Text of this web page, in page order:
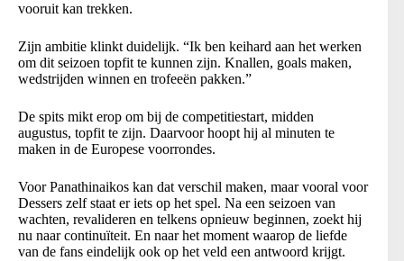
vooruit kan trekken.
Zijn ambitie klinkt duidelijk. “Ik ben keihard aan het werken
om dit seizoen topfit te kunnen zijn. Knallen, goals maken,
wedstrijden winnen en trofeeën pakken.”
De spits mikt erop om bij de competitiestart, midden
augustus, topfit te zijn. Daarvoor hoopt hij al minuten te
maken in de Europese voorrondes.
Voor Panathinaikos kan dat verschil maken, maar vooral voor
Dessers zelf staat er iets op het spel. Na een seizoen van
wachten, revalideren en telkens opnieuw beginnen, zoekt hij
nu naar continuïteit. En naar het moment waarop de liefde
van de fans eindelijk ook op het veld een antwoord krijgt.